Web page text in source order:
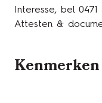
Interesse, bel
Attesten &
Kenmerken